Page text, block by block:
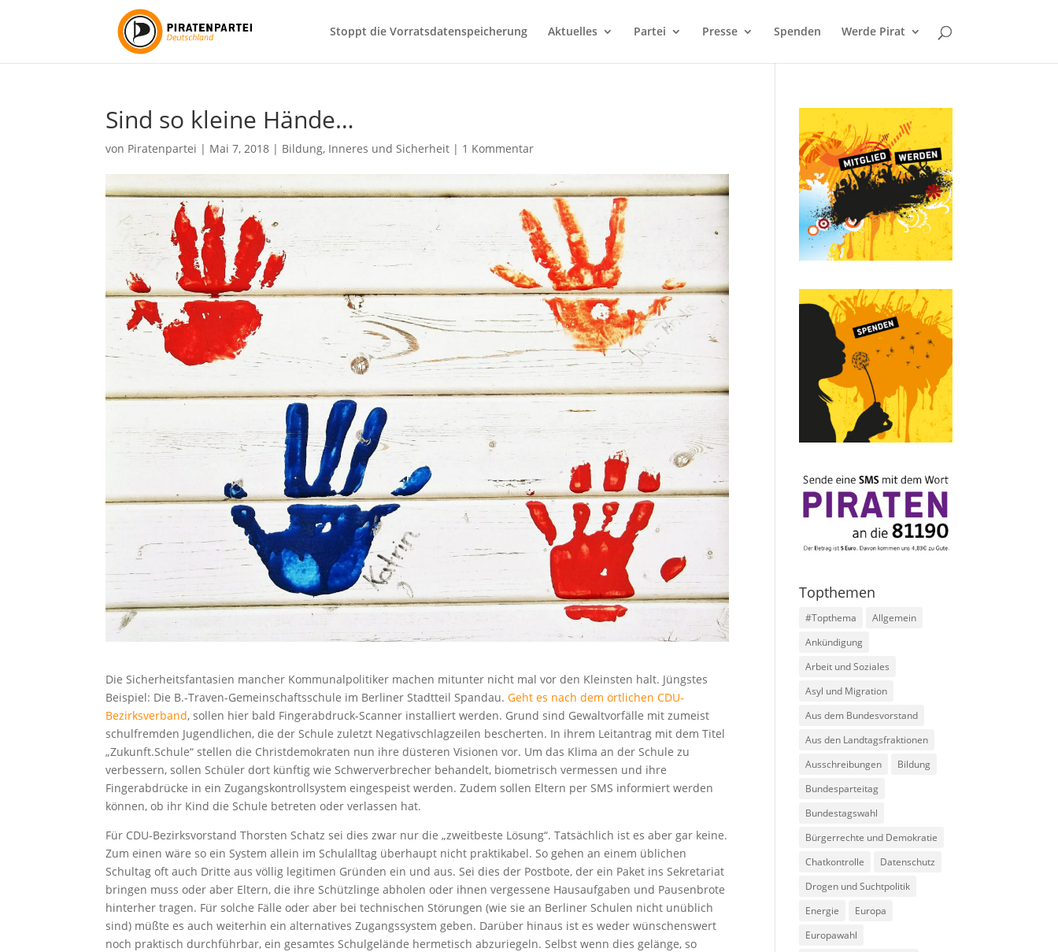
Stoppt die Vorratsdatenspeicherung Aktuelles Partei Presse Spenden Werde Pirat
Sind so kleine Hände…
von Piratenpartei | Mai 7, 2018 | Bildung, Inneres und Sicherheit | 1 Kommentar
Die Sicherheitsfantasien mancher Kommunalpolitiker machen mitunter nicht mal vor den Kleinsten halt. Jüngstes
Beispiel: Die B.-Traven-Gemeinschaftsschule im Berliner Stadtteil Spandau.Geht es nach dem örtlichen CDU-
Bezirksverband, sollen hier bald Fingerabdruck-Scanner installiert werden. Grund sind Gewaltvorfälle mit zumeist
schulfremden Jugendlichen, die der Schule zuletzt Negativschlagzeilen bescherten. In ihrem Leitantrag mit dem Titel
„Zukunft.Schule“ stellen die Christdemokraten nun ihre düsteren Visionen vor. Um das Klima an der Schule zu
verbessern, sollen Schüler dort künftig wie Schwerverbrecher behandelt, biometrisch vermessen und ihre
Fingerabdrücke in ein Zugangskontrollsystem eingespeist werden. Zudem sollen Eltern per SMS informiert werden
können, ob ihr Kind die Schule betreten oder verlassen hat.
Für CDU-Bezirksvorstand Thorsten Schatz sei dies zwar nur die „zweitbeste Lösung“. Tatsächlich ist es aber gar keine.
Zum einen wäre so ein System allein im Schulalltag überhaupt nicht praktikabel. So gehen an einem üblichen
Schultag oft auch Dritte aus völlig legitimen Gründen ein und aus. Sei dies der Postbote, der ein Paket ins Sekretariat
bringen muss oder aber Eltern, die ihre Schützlinge abholen oder ihnen vergessene Hausaufgaben und Pausenbrote
hinterher tragen. Für solche Fälle oder aber bei technischen Störungen (wie sie an Berliner Schulen nicht unüblich
sind) müßte es auch weiterhin ein alternatives Zugangssystem geben. Darüber hinaus ist es weder wünschenswert
noch praktisch durchführbar, ein gesamtes Schulgelände hermetisch abzuriegeln. Selbst wenn dies gelänge, so
Topthemen
#Topthema
Allgemein
Ankündigung
Arbeit und Soziales
Asyl und Migration
Aus dem Bundesvorstand
Aus den Landtagsfraktionen
Ausschreibungen
Bildung
Bundesparteitag
Bundestagswahl
Bürgerrechte und Demokratie
Chatkontrolle
Datenschutz
Drogen und Suchtpolitik
Energie
Europa
Europawahl